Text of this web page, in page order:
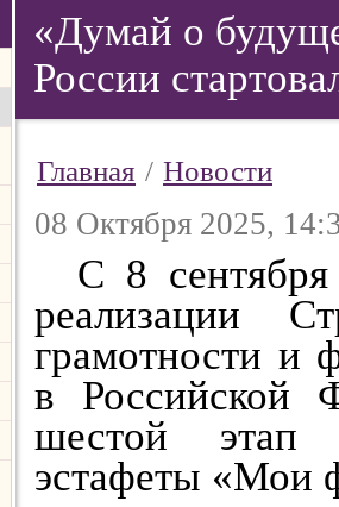
«Думай о
России
Главная / Новости
08 Октября 2025,
С 8 сентября
реализации
грамотности и
в Российской
шестой этап
эстафеты «Мои